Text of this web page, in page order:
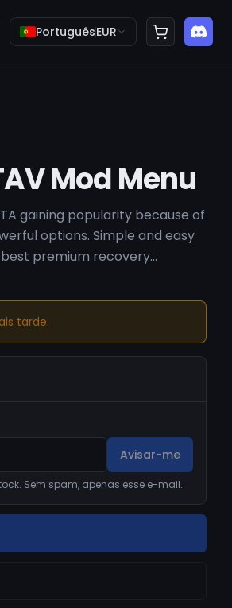
PortuguêsEUR
Mod Menu
gaining popularity because of
options. Simple and easy
premium recovery
tarde.
Avisar-me
Sem spam, apenas esse e-mail.